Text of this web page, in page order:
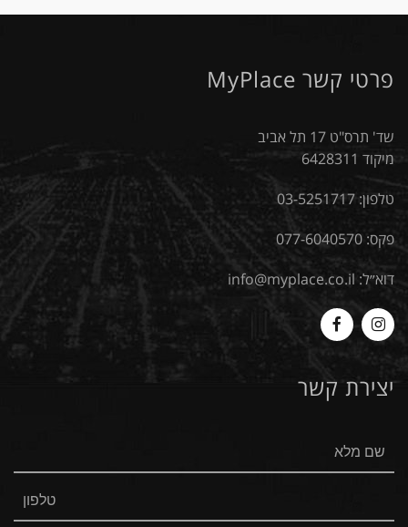
פרטי קשר MyPlace
שד' תרס"ט 17 תל אביב
מיקוד 6428311
טלפון: 03-5251717
פקס: 077-6040570
דוא״ל: info@myplace.co.il
Myplace
-
Instagram
MyPlace
Facebook
יצירת קשר